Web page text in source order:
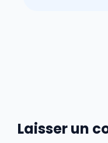
Laisser un